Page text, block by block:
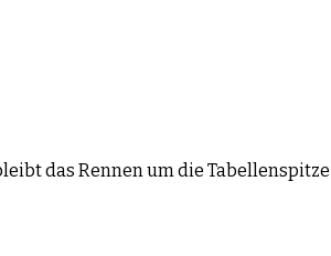
das Rennen um die